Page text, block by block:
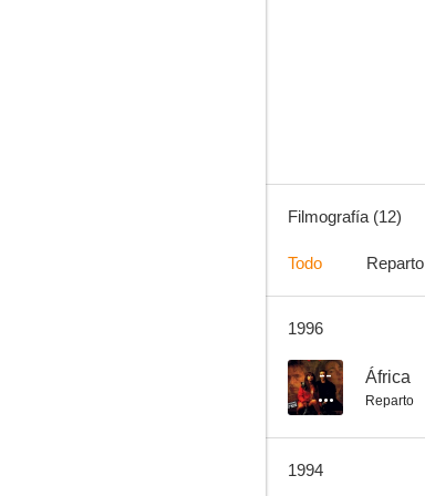
Filmografía (12)
Todo Reparto
1996
-- África
Reparto
1994